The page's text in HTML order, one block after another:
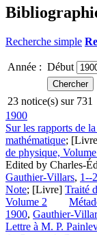
Recherche simple
Année : Début
23 notice(s) sur 731
1900
Sur les rapports de
mathématique;
de physique, Volume
Edited by Charles-
Gauthier-Villars, 1--
Note; [Livre] Traité
Volume 2
1900, Gauthier-
Lettre à M. P.